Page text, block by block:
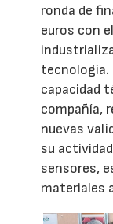
ronda de
euros con
tecnología.
capacidad
compañía,
nuevas
su
sensores,
materiales